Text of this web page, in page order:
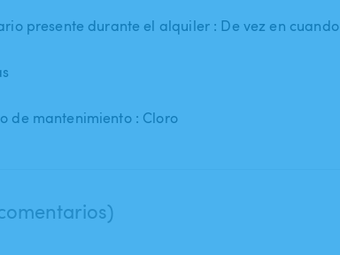
presente durante el alquiler : De vez en cuando
de mantenimiento : Cloro